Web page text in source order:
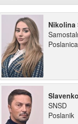
Nikolina
Poslanica
SNSD
Poslanik